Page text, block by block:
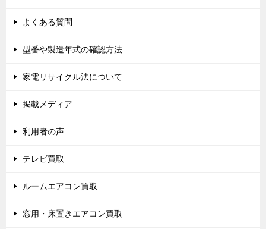
よくある質問
型番や製造年式の確認方法
家電リサイクル法について
掲載メディア
利用者の声
テレビ買取
ルームエアコン買取
窓用・床置きエアコン買取